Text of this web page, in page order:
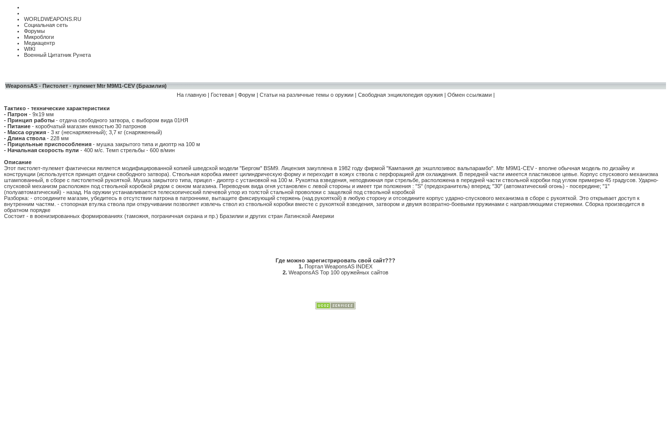
WORLDWEAPONS.RU
Социальная сеть
Форумы
Микроблоги
Медиацентр
WIKI
Военный Цитатник Рунета
WeaponsAS - Пистолет - пулемет Mtr M9M1-CEV (Бразилия)
На главную| Гостевая| Форум | Статьи на различные темы о оружии | Свободная энциклопедия оружия| Обмен ссылками|
Тактико - технические характеристики
- Патрон - 9х19 мм
- Принцип работы - отдача свободного затвора, с выбором вида 01НЯ
- Питание - коробчатый магазин емкостью 30 патронов
- Масса оружия - 3 кг (неснаряженный); 3,7 кг (снаряженный)
- Длина ствола - 228 мм
- Прицельные приспособления - мушка закрытого типа и диоптр на 100 м
- Начальная скорость пули - 400 м/с. Темп стрельбы - 600 в/мин
Описание
Этот пистолет-пулемет фактически является модифицированной копией шведской модели "Бергом" BSM9. Лицензия закуплена в 1982 году фирмой "Кампания де экшплозивос вальпарамбо". Mtr M9M1-CEV - вполне обычная модель по дизайну и
конструкции (используется принцип отдачи свободного затвора). Ствольная коробка имеет цилиндрическую форму и переходит в кожух ствола с перфорацией для охлаждения. В передней части имеется пластиковое цевье. Корпус спускового механизма
штампованный, в сборе с пистолетной рукояткой. Мушка закрытого типа, прицел - диоптр с установкой на 100 м. Рукоятка взведения, неподвижная при стрельбе, расположена в передней части ствольной коробки под углом примерно 45 градусов. Ударно-
спусковой механизм расположен под ствольной коробкой рядом с окном магазина. Переводчик вида огня установлен с левой стороны и имеет три положения : "S" (предохранитель) вперед; "30" (автоматический огонь) - посередине; "1"
(полуавтоматический) - назад. На оружии устанавливается телескопический плечевой упор из толстой стальной проволоки с защелкой под ствольной коробкой
Разборка: - отсоедините магазин, убедитесь в отсутствии патрона в патроннике, вытащите фиксирующий стержень (над рукояткой) в любую сторону и отсоедините корпус ударно-спускового механизма в сборе с рукояткой. Это открывает доступ к
внутренним частям. - стопорная втулка ствола при откручивании позволяет извлечь ствол из ствольной коробки вместе с рукояткой взведения, затвором и двумя возвратно-боевыми пружинами с направляющими стержнями. Сборка производится в
обратном порядке
Состоит - в военизированных формированиях (таможня, пограничная охрана и пр.) Бразилии и других стран Латинской Америки
Где можно зарегистрировать свой сайт???
1. Портал WeaponsAS INDEX
2. WeaponsAS Top 100 оружейных сайтов